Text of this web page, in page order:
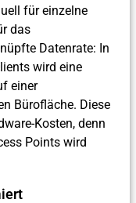
für einzelne
das
Datenrate: In
wird eine
einer
Bürofläche. Diese
Kosten, denn
Points wird